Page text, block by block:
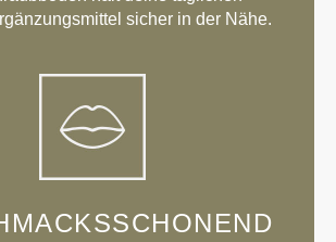
sicher in der Nähe.